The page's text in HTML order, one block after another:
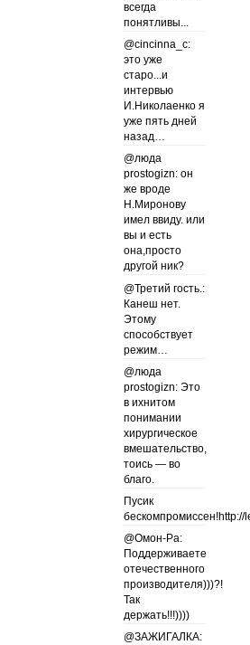
всегда
понятливы...
@cincinna_c:
это уже
старо...и
интервью
И.Николаенко я
уже пять дней
назад…
@люда
prostogizn: он
же вроде
Н.Миронову
имел ввиду. или
вы и есть
она,просто
другой ник?
@Третий гость.:
Канеш нет.
Этому
способствует
режим…
@люда
prostogizn: Это
в ихнитом
понимании
хирургическое
вмешательство,
тоись — во
благо.
Пусик
@Омон-Ра:
Поддерживаете
отечественного
производителя)))?!
Так
держать!!!))))
@ЗАЖИГАЛКА: